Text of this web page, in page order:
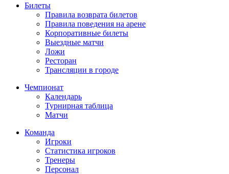
Билеты
Правила возврата билетов
Правила поведения на арене
Корпоративные билеты
Выездные матчи
Ложи
Ресторан
Трансляции в городе
Чемпионат
Календарь
Турнирная таблица
Матчи
Команда
Игроки
Статистика игроков
Тренеры
Персонал